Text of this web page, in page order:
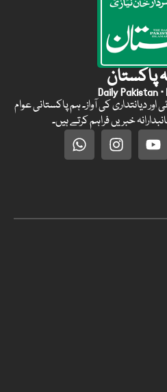
پاکستان
Daily Pakistan
سال سے سچائی اور دیانتداری کی آواز۔ ہم پاکستانی عوام
خبریں فراہم کرتے ہیں۔